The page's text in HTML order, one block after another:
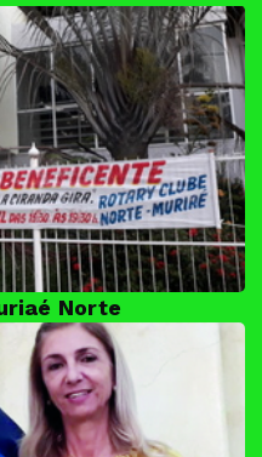
Norte